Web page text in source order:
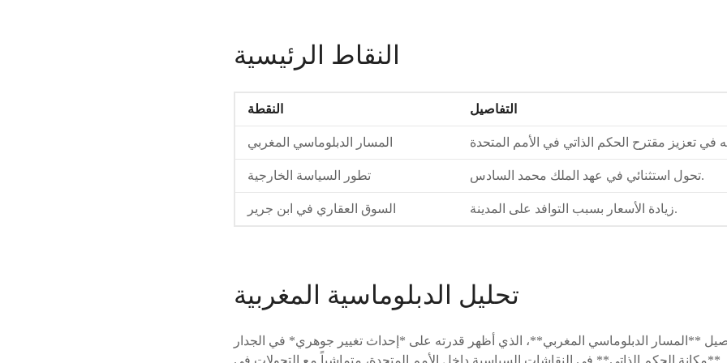
النقاط الرئيسية
النقطة التفاصيل
المسار الدبلوماسي المغربي
تطور السياسة الخارجية تحول استثنائي في عهد الملك محمد السادس.
السوق العقاري في ابن جرير زيادة الأسعار بسبب التوافد على المدينة.
تحليل الدبلوماسية المغربية
**المسار الدبلوماسي المغربي**، الذي أظهر قدرته على *إحداث تغيير جوهري* في الجدار
**مكانة الحكم الذاتي** في النقاشات السياسية داخل الأمم المتحدة، متماشياً مع التحولات في